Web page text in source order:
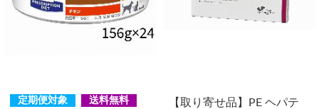
定期便対象 送料無料
【取り寄せ品】PE ヘパテ